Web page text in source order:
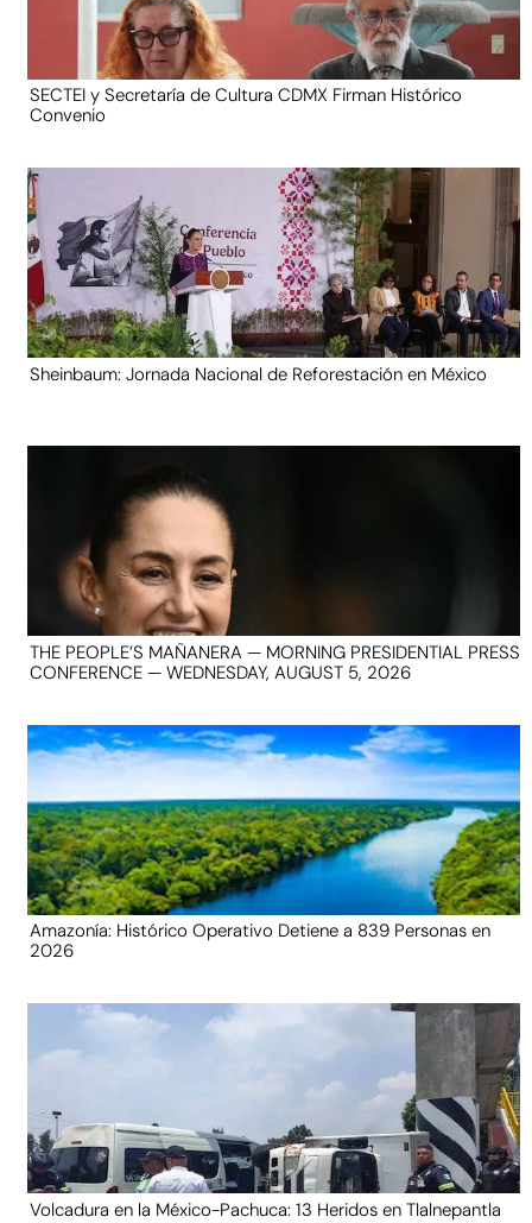
SECTEI y Secretaría de Cultura CDMX Firman Histórico
Convenio
Sheinbaum: Jornada Nacional de Reforestación en México
THE PEOPLE’S MAÑANERA — MORNING PRESIDENTIAL PRESS
CONFERENCE — WEDNESDAY, AUGUST 5, 2026
Amazonía: Histórico Operativo Detiene a 839 Personas en
2026
Volcadura en la México-Pachuca: 13 Heridos en Tlalnepantla